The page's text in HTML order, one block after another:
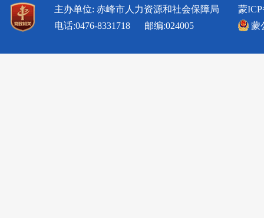
主办单位: 赤峰市人力资源和社会保障局
电话:0476-8331718 邮编:024005
蒙ICP
蒙